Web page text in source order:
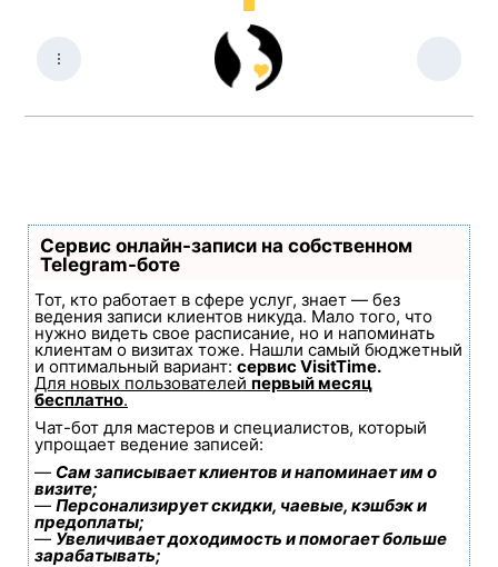
Сервис онлайн-записи на собственном
Telegram-боте
Тот, кто работает в сфере услуг, знает — без
ведения записи клиентов никуда. Мало того, что
нужно видеть свое расписание, но и напоминать
клиентам о визитах тоже. Нашли самый бюджетный
и оптимальный вариант: сервис VisitTime.
Для новых пользователей первый месяц
бесплатно.
Чат-бот для мастеров и специалистов, который
упрощает ведение записей:
— Сам записывает клиентов и напоминает им о
визите;
— Персонализирует скидки, чаевые, кэшбэк и
предоплаты;
— Увеличивает доходимость и помогает больше
зарабатывать;